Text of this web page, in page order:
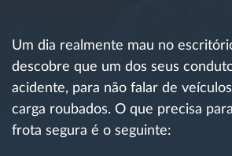
Identificação automática de
Ver todas as funcionalidades
Um dia realmente mau no
descobre que um dos seus
acidente, para não falar de
carga roubados. O que precisa
frota segura é o seguinte: